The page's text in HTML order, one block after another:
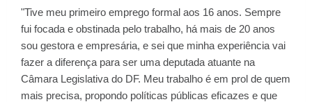
"Tive meu primeiro emprego formal aos 16 anos. Sempre
fui focada e obstinada pelo trabalho, há mais de 20 anos
sou gestora e empresária, e sei que minha experiência vai
fazer a diferença para ser uma deputada atuante na
Câmara Legislativa do DF. Meu trabalho é em prol de quem
mais precisa, propondo políticas públicas eficazes e que